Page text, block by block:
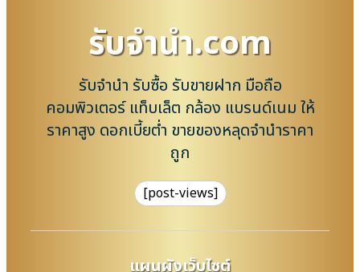
รับจํานํา.com
รับจำนำ รับซื้อ รับขายฝาก มือถือ
คอมพิวเตอร์ แท็บเล็ต กล้อง แบรนด์เนม ให้
ราคาสูง ดอกเบี้ยต่ำ ขายของหลุดจำนำราคา
ถูก
[post-views]
แผนผังเว็บไซต์